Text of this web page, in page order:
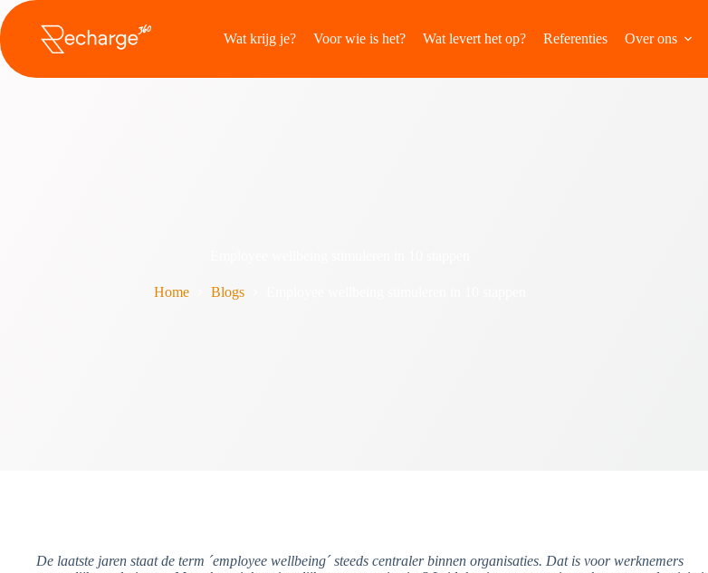
Overslaan
naar
inhoud
Wat krijg je? Voor wie is het? Wat levert het op? Referenties Over ons
Home Blogs
De laatste jaren staat de term ´employee wellbeing´ steeds centraler binnen organisaties. Dat is voor werknemers